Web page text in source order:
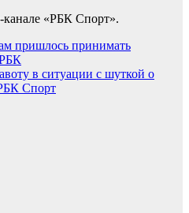
канале «РБК Спорт».
пришлось принимать
в ситуации с шуткой о
Спорт